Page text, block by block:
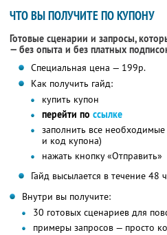
ЧТО ВЫ ПОЛУЧИТЕ ПО КУПОНУ
Готовые сценарии и запросы,
— без опыта и без платных
Специальная цена — 199р.
Как получить гайд:
купить купон
перейти по ссылке
заполнить все необходимые
и код купона)
нажать кнопку «Отправить»
Гайд высылается в течение 48
Внутри вы получите:
30 готовых сценариев для
примеры запросов — просто